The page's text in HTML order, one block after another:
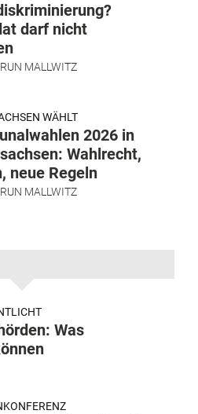
darf nicht
MALLWITZ
WÄHLT
2026 in
Wahlrecht,
neue Regeln
MALLWITZ
Was